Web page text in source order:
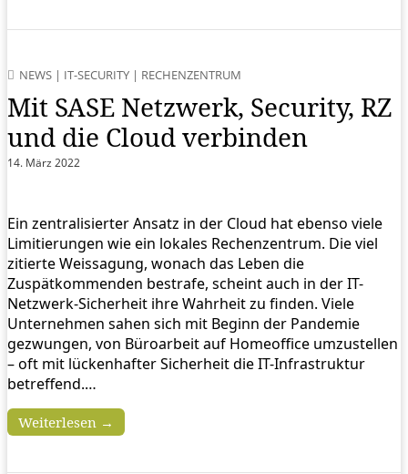
NEWS | IT-SECURITY | RECHENZENTRUM
Mit SASE Netzwerk, Security, RZ
und die Cloud verbinden
14. März 2022
Ein zentralisierter Ansatz in der Cloud hat ebenso viele
Limitierungen wie ein lokales Rechenzentrum. Die viel
zitierte Weissagung, wonach das Leben die
Zuspätkommenden bestrafe, scheint auch in der IT-
Netzwerk-Sicherheit ihre Wahrheit zu finden. Viele
Unternehmen sahen sich mit Beginn der Pandemie
gezwungen, von Büroarbeit auf Homeoffice umzustellen
– oft mit lückenhafter Sicherheit die IT-Infrastruktur
betreffend.…
Weiterlesen →